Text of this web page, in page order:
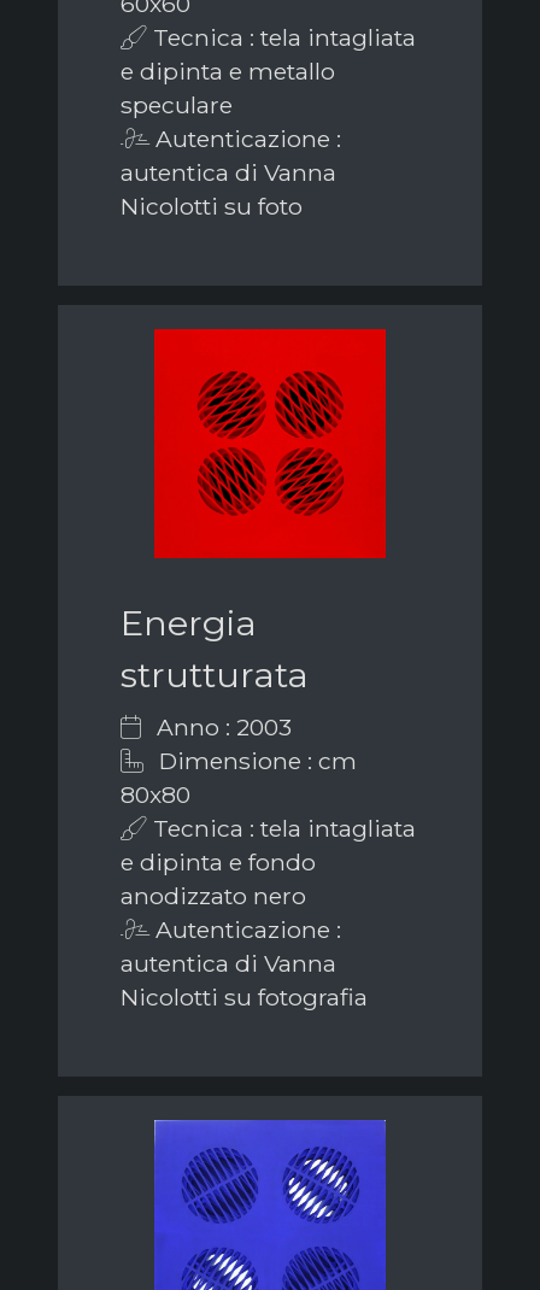
Tecnica : tela intagliata
e dipinta e metallo
speculare
Autenticazione :
autentica di Vanna
Nicolotti su foto
Energia
strutturata
Anno : 2003
Dimensione : cm
80x80
Tecnica : tela intagliata
e dipinta e fondo
anodizzato nero
Autenticazione :
autentica di Vanna
Nicolotti su fotografia